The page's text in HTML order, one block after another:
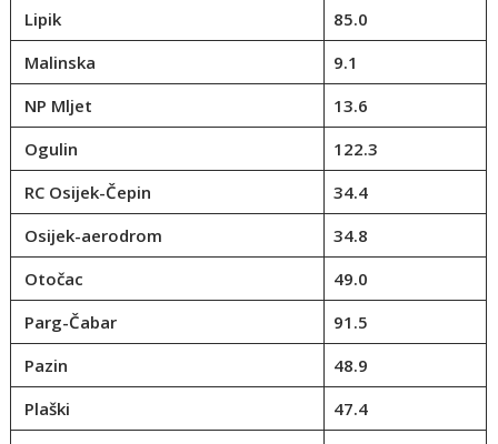
Lipik
85.0
Malinska
9.1
NP Mljet
13.6
Ogulin
122.3
RC Osijek-Čepin
34.4
Osijek-aerodrom
34.8
Otočac
49.0
Parg-Čabar
91.5
Pazin
48.9
Plaški
47.4